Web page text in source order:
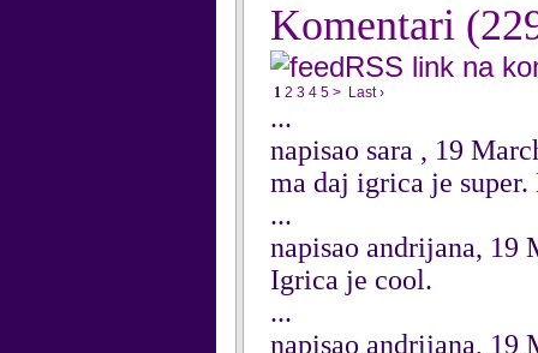
Komentari
RSS link na
1 2 3 4 5 > Last ›
...
napisao sara , 19
ma daj igrica je
...
napisao andrijana, 19
Igrica je cool.
...
napisao andrijana, 19